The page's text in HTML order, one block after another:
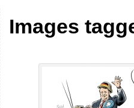
Images